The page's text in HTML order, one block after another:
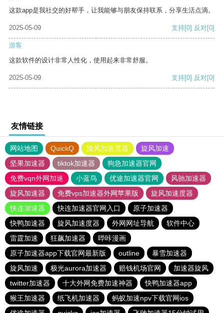
这款app是我社交的好帮手，让我能够与朋友保持联系，分享生活点滴。
2025-05-09 支持[0] 反对[0]
游客
这款软件的设计非常人性化，使用起来非常舒服。
2025-05-09 支持[0] 反对[0]
友情链接
网站地图 QuickQ 旋风加速度器
旋风加速
坚果加速器
tiktok加速器
狗急加速器官网
免费vqn外网加速
小蓝鸟 优途加速器官网
风驰加速器
旋风加速器
免费vps加速器外网苹果版
旋风加速度器
快连加速器
快连加速器官网入口
原子加速器
快鸭加速器
旋风加速度器 外网网址导航
软件中心
雷霆加速
狂飙加速器
哔咔漫画
原子加速器app下载官网最新版
outline
暴雪加速器
旋风加速
极光aurora加速器 赔钱机场官网
加速器旋风
twitter加速器
十大外网免费加速神器
快鸭加速器app
猴王加速器
纸飞机加速器
蚂蚁加速npv下载官网ios